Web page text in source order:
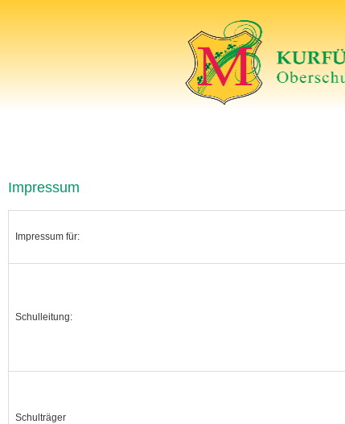
Impressum
Impressum für:
Schulleitung:
Schulträger